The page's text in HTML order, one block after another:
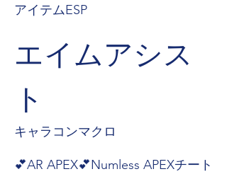
アイテムESP
エイムアシス
ト
キャラコンマクロ
💕AR APEX💕Numless APEXチート